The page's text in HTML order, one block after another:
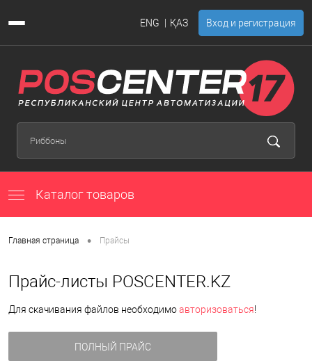
ENG ҚАЗ Вход и регистрация
Каталог товаров
Главная страница • Прайсы
Прайс-листы POSCENTER.KZ
Для скачивания файлов необходимоавторизоваться!
ПОЛНЫЙ ПРАЙС